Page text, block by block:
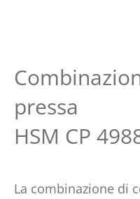
pressa
HSM CP
La combinazione di